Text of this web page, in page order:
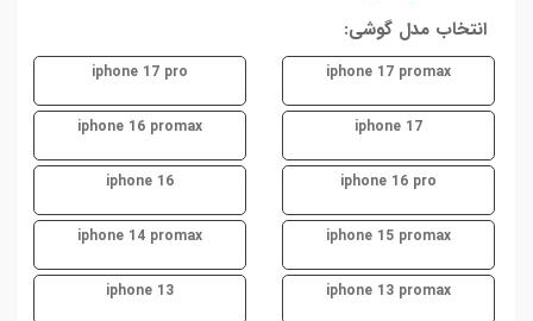
انتخاب مدل گوشی:
iphone 17 promax
iphone 17 pro
iphone 17
iphone 16 promax
iphone 16 pro
iphone 16
iphone 15 promax
iphone 14 promax
iphone 13 promax
iphone 13